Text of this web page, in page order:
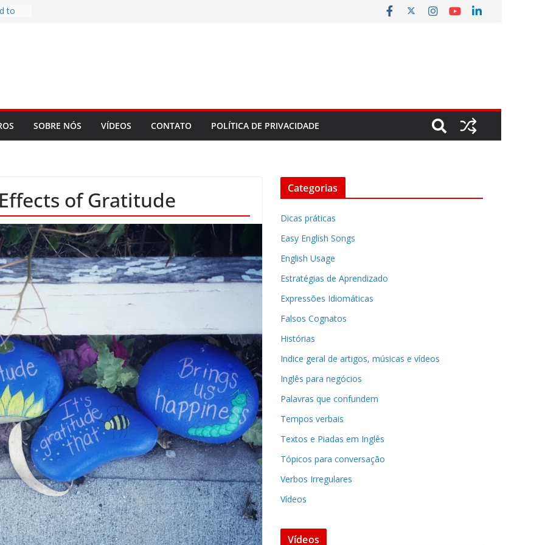
to
SOBRE NÓS VÍDEOS CONTATO POLÍTICA DE PRIVACIDADE
of Gratitude Categorias
Dicas práticas
Easy English Songs
English Usage
Estratégias de Aprendizado
Expressões Idiomáticas
Falsos Cognatos
Histórias
Indice geral de artigos, músicas e vídeos
Inglês para negócios
Palavras que confundem
Tempos verbais
Textos e Piadas em Inglês
Tópicos para conversação
Verbos Irregulares
Vídeos
Vídeos